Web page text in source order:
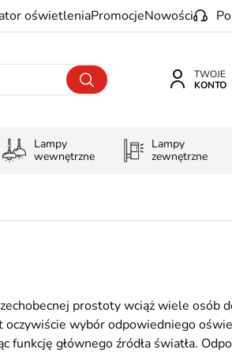
oświetleniaPromocjeNowości
TWOJE
KONTO
Lampy
wewnętrzne
Lampy
zewnętrzne
prostoty wciąż wiele osób
wybór odpowiedniego
funkcję głównego źródła światła.